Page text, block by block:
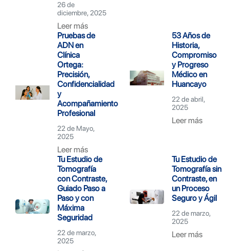
26 de
diciembre, 2025
Leer más
Pruebas de
ADN en
Clínica
Ortega:
Precisión,
Confidencialidad
y
Acompañamiento
Profesional
22 de Mayo,
2025
Leer más
53 Años de
Historia,
Compromiso
y Progreso
Médico en
Huancayo
22 de abril,
2025
Leer más
Tu Estudio de
Tomografía
con Contraste,
Guiado Paso a
Paso y con
Máxima
Seguridad
22 de marzo,
2025
Tu Estudio de
Tomografía sin
Contraste, en
un Proceso
Seguro y Ágil
22 de marzo,
2025
Leer más